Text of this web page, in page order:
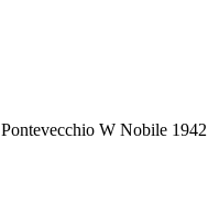
Pontevecchio W Nobile 1942